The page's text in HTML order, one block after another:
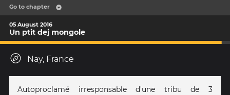
Go to chapter
05 August 2016
Un ptit dej mongole
Nay, France
Autoproclamé irresponsable d'une tribu de 3